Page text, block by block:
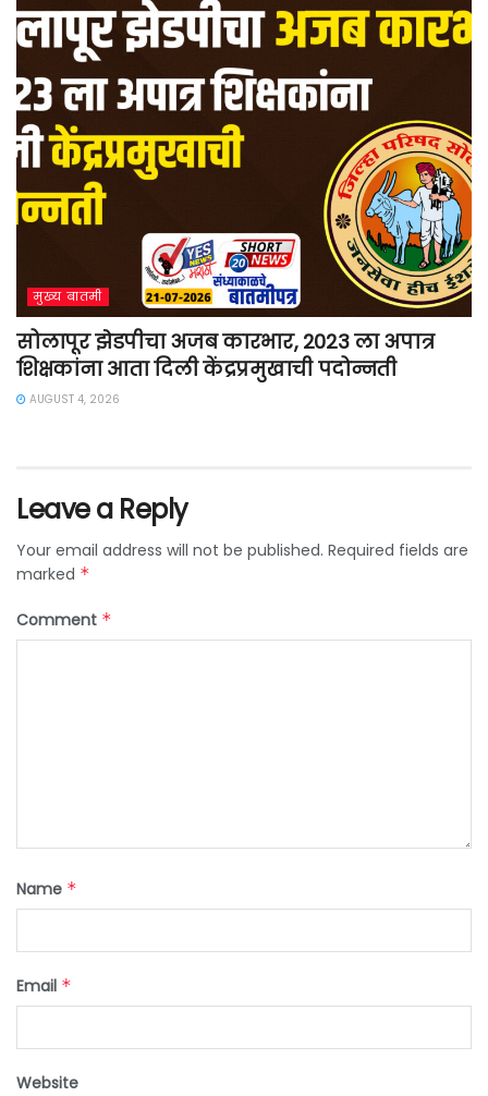
मुख्य बातमी
सोलापूर झेडपीचा अजब कारभार, 2023 ला अपात्र
शिक्षकांना आता दिली केंद्रप्रमुखाची पदोन्नती
AUGUST 4, 2026
Leave a Reply
Your email address will not be published. Required fields are
marked *
Comment *
Name *
Email *
Website